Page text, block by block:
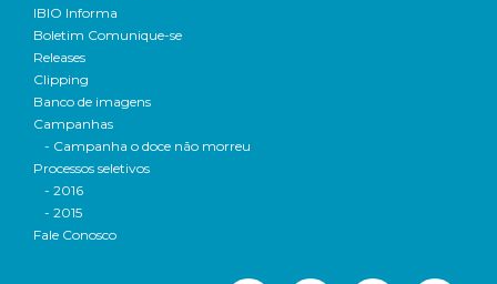
IBIO Informa
Boletim Comunique-se
Releases
Clipping
Banco de imagens
Campanhas
- Campanha o doce não morreu
Processos seletivos
- 2016
- 2015
Fale Conosco